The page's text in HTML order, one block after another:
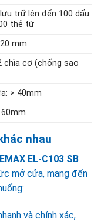
trữ lên đến 100 dấu
thẻ từ
mm
chìa cơ (chống sao
> 40mm
nhau
EL-C103 SB
mở cửa, mang đến
và chính xác,